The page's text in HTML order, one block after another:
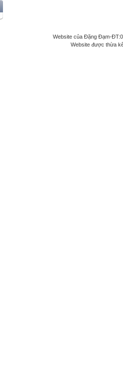
Website của Đặng Đạm-
Website được thừa